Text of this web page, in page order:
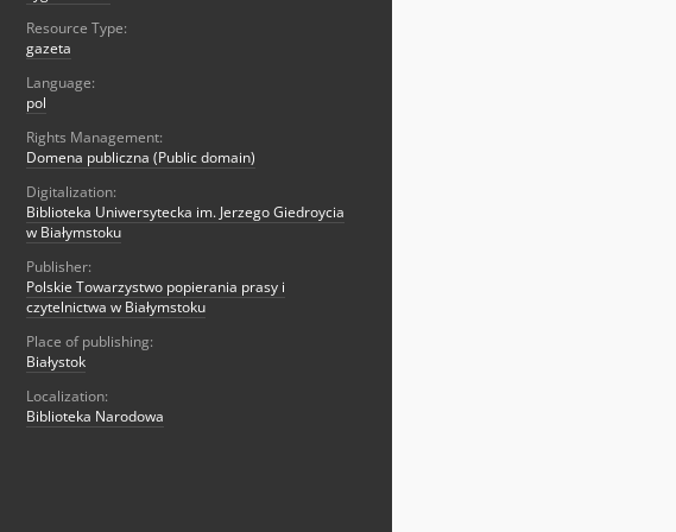
Resource Type:
gazeta
Language:
pol
Rights Management:
Domena publiczna (Public domain)
Digitalization:
Biblioteka Uniwersytecka im. Jerzego Giedroycia
w Białymstoku
Publisher:
Polskie Towarzystwo popierania prasy i
czytelnictwa w Białymstoku
Place of publishing:
Białystok
Localization:
Biblioteka Narodowa